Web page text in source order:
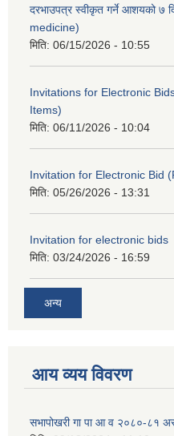
दरभाउपत्र स्वीकृत गर्ने आशयको
medicine)
मिति: 06/15/2026 - 10:55
Invitations for Electronic
Items)
मिति: 06/11/2026 - 10:04
Invitation for Electronic Bid
मिति: 05/26/2026 - 13:31
Invitation for electronic bids
मिति: 03/24/2026 - 16:59
अन्य
आय व्यय विवरण
सभापोखरी गा पा आ व २०८०-८१